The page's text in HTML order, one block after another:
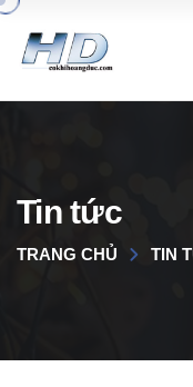
Tin tức
TRANG CHỦ TIN